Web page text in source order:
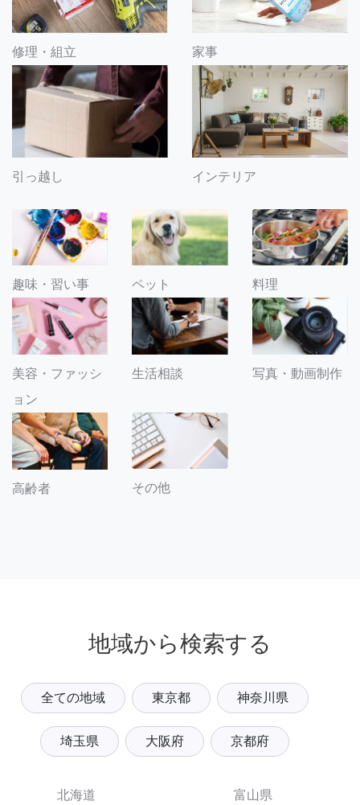
修理・組立 家事
引っ越し インテリア
趣味・習い事 ペット 料理
美容・ファッシ
ョン
生活相談 写真・動画制作
高齢者 その他
地域から検索する
全ての地域 東京都 神奈川県
埼玉県 大阪府 京都府
北海道
富山県